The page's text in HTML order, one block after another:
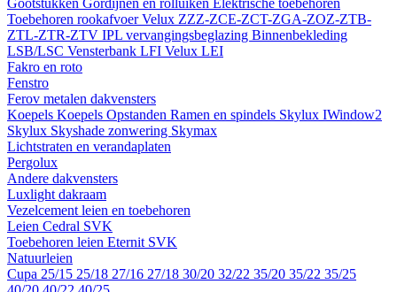
Gootstukken Gordijnen en rolluiken Elektrische toebehoren
Toebehoren rookafvoerVelux ZZZ-ZCE-ZCT-ZGA-ZOZ-ZTB-
ZTL-ZTR-ZTV IPL vervangingsbeglazing Binnenbekleding
LSB/LSC Vensterbank LFI Velux LEI
Fakro en roto
Fenstro
Ferov metalen dakvensters
Koepels Koepels Opstanden Ramen en spindels Skylux IWindow2
Skylux Skyshade zonwering Skymax
Lichtstraten en verandaplaten
Pergolux
Andere dakvensters
Luxlight dakraam
Vezelcement leien en toebehoren
Leien Cedral SVK
Toebehoren leien Eternit SVK
Natuurleien
Cupa 25/15 25/18 27/16 27/18 30/20 32/22 35/20 35/22 35/25